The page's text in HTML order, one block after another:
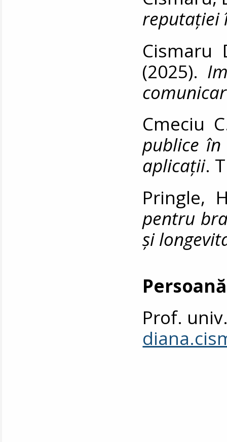
reputației
Cismaru
(2025).
Cmeciu
publice
aplicații.
Pringle,
pentru
şi
Prof.